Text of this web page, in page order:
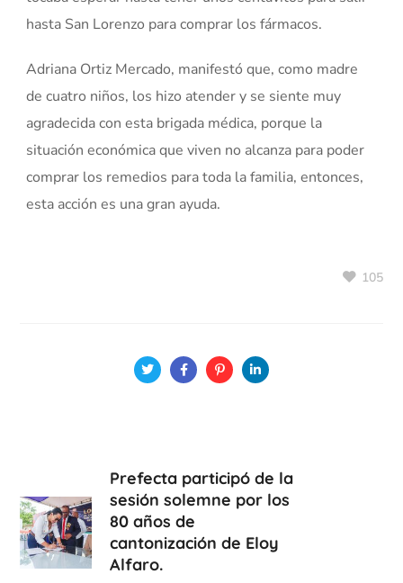
hasta San Lorenzo para comprar los fármacos.
Adriana Ortiz Mercado, manifestó que, como madre
de cuatro niños, los hizo atender y se siente muy
agradecida con esta brigada médica, porque la
situación económica que viven no alcanza para poder
comprar los remedios para toda la familia, entonces,
esta acción es una gran ayuda.
105
Prefecta participó de la
sesión solemne por los
80 años de
cantonización de Eloy
Alfaro.